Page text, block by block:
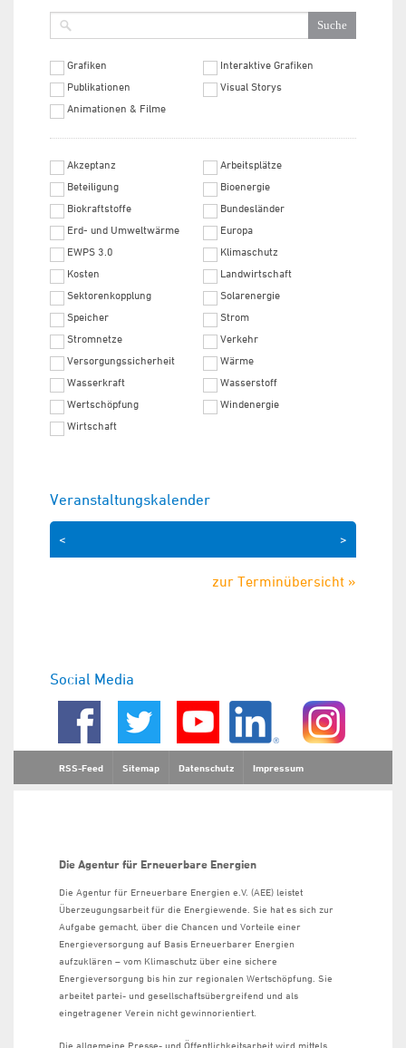
Grafiken
Interaktive Grafiken
Publikationen
Visual Storys
Animationen & Filme
Akzeptanz
Arbeitsplätze
Beteiligung
Bioenergie
Biokraftstoffe
Bundesländer
Erd- und Umweltwärme
Europa
EWPS 3.0
Klimaschutz
Kosten
Landwirtschaft
Sektorenkopplung
Solarenergie
Speicher
Strom
Stromnetze
Verkehr
Versorgungssicherheit
Wärme
Wasserkraft
Wasserstoff
Wertschöpfung
Windenergie
Wirtschaft
Veranstaltungskalender
>
<
zur Terminübersicht »
Social Media
RSS-Feed Sitemap Datenschutz Impressum
Die Agentur für Erneuerbare Energien
Die Agentur für Erneuerbare Energien e.V. (AEE) leistet
Überzeugungsarbeit für die Energiewende. Sie hat es sich zur
Aufgabe gemacht, über die Chancen und Vorteile einer
Energieversorgung auf Basis Erneuerbarer Energien
aufzuklären – vom Klimaschutz über eine sichere
Energieversorgung bis hin zur regionalen Wertschöpfung. Sie
arbeitet partei- und gesellschaftsübergreifend und als
eingetragener Verein nicht gewinnorientiert.
Die allgemeine Presse- und Öffentlichkeitsarbeit wird mittels